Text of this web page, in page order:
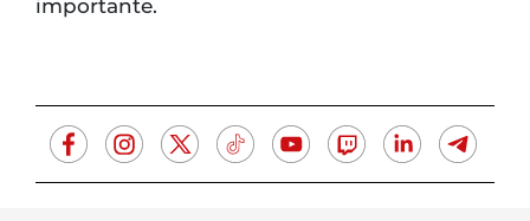
importante.